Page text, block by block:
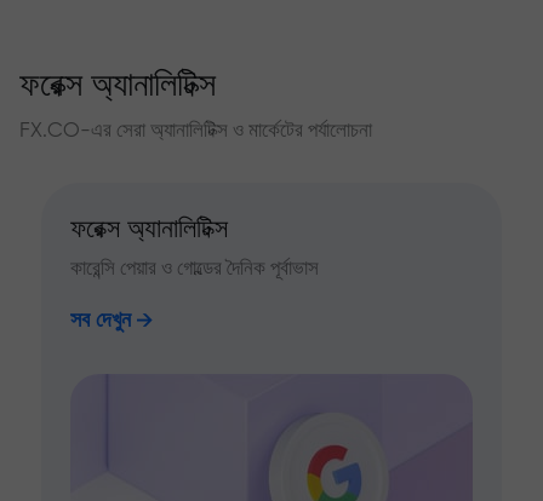
ফরেক্স অ্যানালিটিক্স
FX.CO-এর সেরা অ্যানালিটিক্স ও মার্কেটের পর্যালোচনা
ফরেক্স অ্যানালিটিক্স
কারেন্সি পেয়ার ও গোল্ডের দৈনিক পূর্বাভাস
সব দেখুন